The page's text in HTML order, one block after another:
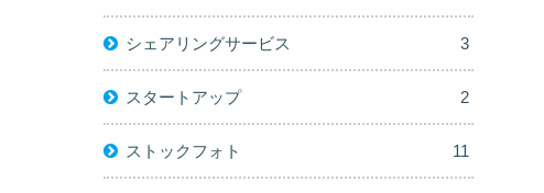
シェアリングサービス 3
スタートアップ 2
ストックフォト 11